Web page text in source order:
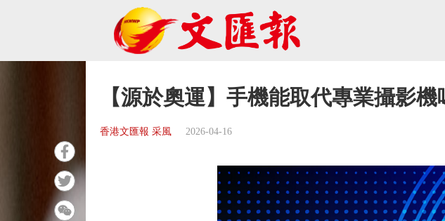
【源於奧運】手機能取代專業攝影機
香港文匯報 采風 2026-04-16